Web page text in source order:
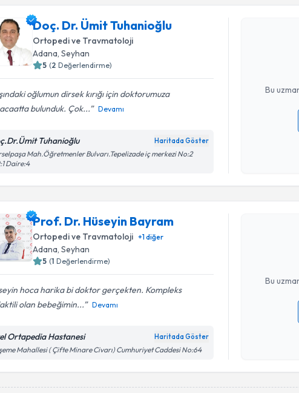
Doç. Dr. Ümit Tuhanioğlu
Ortopedi ve Travmatoloji
Adana, Seyhan
5 (2 Değerlendirme)
oğlumun dirsek kırığı için doktorumuza
bulunduk. Çok...
Devamı
Tuhanioğlu Haritada Göster
Mah.Öğretmenler Bulvarı.Tepelizade iç merkezi No:2
Daire:4
Bu
Kişisel
Prof. Dr. Hüseyin Bayram
Ortopedi ve Travmatoloji +1diğer
Adana, Seyhan
5 (1 Değerlendirme)
hoca harika bi doktor gerçekten. Kompleks
olan bebeğimin...
Devamı
Ortapedia Hastanesi Haritada Göster
Mahallesi ( Çifte Minare Civarı) Cumhuriyet Caddesi No:64
Bu
Randevu
Prof. Dr. Hüseyin
Kişisel